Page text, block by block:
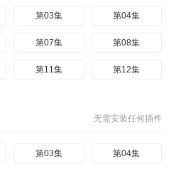
第03集 第04集
第07集 第08集
第11集 第12集
无需安装任何插件
第03集 第04集